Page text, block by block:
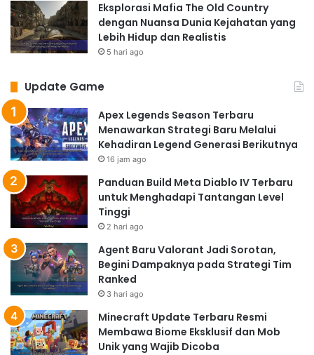
Eksplorasi Mafia The Old Country
dengan Nuansa Dunia Kejahatan yang
Lebih Hidup dan Realistis
5 hari ago
Update Game
Apex Legends Season Terbaru
Menawarkan Strategi Baru Melalui
Kehadiran Legend Generasi Berikutnya
16 jam ago
Panduan Build Meta Diablo IV Terbaru
untuk Menghadapi Tantangan Level
Tinggi
2 hari ago
Agent Baru Valorant Jadi Sorotan,
Begini Dampaknya pada Strategi Tim
Ranked
3 hari ago
Minecraft Update Terbaru Resmi
Membawa Biome Eksklusif dan Mob
Unik yang Wajib Dicoba